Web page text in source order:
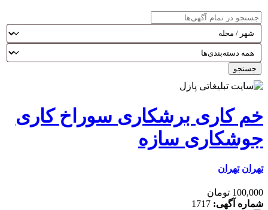
کاری برشکاری سوراخ کاری
سازه
تهران
تومان
آگهی:1717